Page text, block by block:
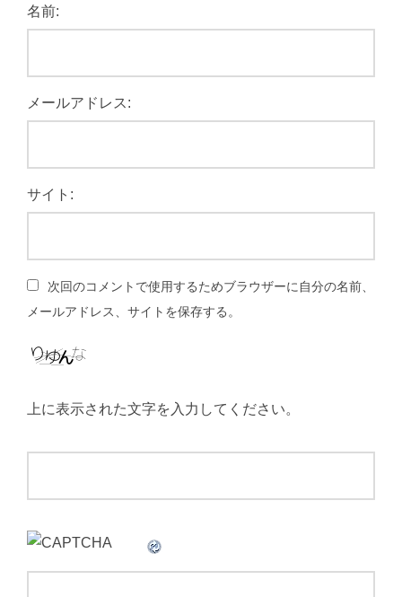
名前:
メールアドレス:
サイト:
次回のコメントで使用するためブラウザーに自分の名前、
メールアドレス、サイトを保存する。
上に表示された文字を入力してください。